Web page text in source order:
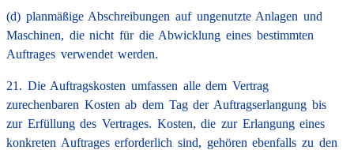
(d) planmäßige Abschreibungen auf ungenutzte Anlagen und
Maschinen, die nicht für die Abwicklung eines bestimmten
Auftrages verwendet werden.
21. Die Auftragskosten umfassen alle dem Vertrag
zurechenbaren Kosten ab dem Tag der Auftragserlangung bis
zur Erfüllung des Vertrages. Kosten, die zur Erlangung eines
konkreten Auftrages erforderlich sind, gehören ebenfalls zu den